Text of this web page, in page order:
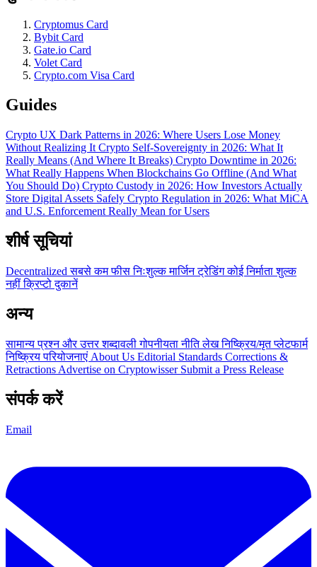
Cryptomus Card
Bybit Card
Gate.io Card
Volet Card
Crypto.com Visa Card
Guides
Crypto UX Dark Patterns in 2026: Where Users Lose Money
Without Realizing It Crypto Self-Sovereignty in 2026: What It
Really Means (And Where It Breaks) Crypto Downtime in 2026:
What Really Happens When Blockchains Go Offline (And What
You Should Do) Crypto Custody in 2026: How Investors Actually
Store Digital Assets Safely Crypto Regulation in 2026: What MiCA
and U.S. Enforcement Really Mean for Users
शीर्ष सूचियां
Decentralizedसबसे कम फीसनिःशुल्कमार्जिन ट्रेडिंगकोई निर्माता शुल्क
नहींक्रिप्टो दुकानें
अन्य
सामान्य प्रश्न और उत्तरशब्दावलीगोपनीयता नीतिलेखनिष्क्रिय/मृत प्लेटफार्म
निष्क्रिय परियोजनाएं About Us Editorial Standards Corrections &
Retractions Advertise on Cryptowisser Submit a Press Release
संपर्क करें
Email